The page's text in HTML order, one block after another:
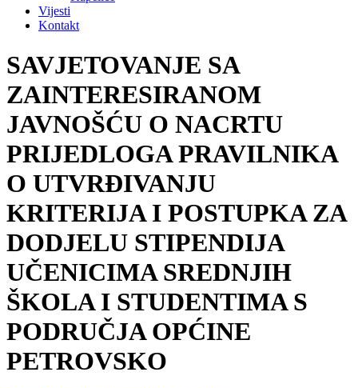
Vijesti
Kontakt
SAVJETOVANJE SA
ZAINTERESIRANOM
JAVNOŠĆU O NACRTU
PRIJEDLOGA PRAVILNIKA
O UTVRĐIVANJU
KRITERIJA I POSTUPKA ZA
DODJELU STIPENDIJA
UČENICIMA SREDNJIH
ŠKOLA I STUDENTIMA S
PODRUČJA OPĆINE
PETROVSKO